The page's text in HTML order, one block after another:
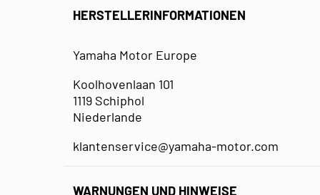
HERSTELLERINFORMATIONEN
Yamaha Motor Europe
Koolhovenlaan 101
1119 Schiphol
Niederlande
klantenservice@yamaha-motor.com
WARNUNGEN UND HINWEISE